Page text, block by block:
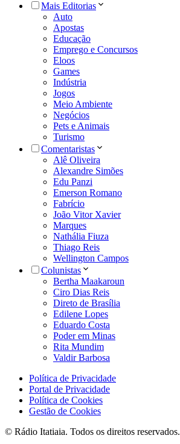
Mais Editorias
Auto
Apostas
Educação
Emprego e Concursos
Eloos
Games
Indústria
Jogos
Meio Ambiente
Negócios
Pets e Animais
Turismo
Comentaristas
Alê Oliveira
Alexandre Simões
Edu Panzi
Emerson Romano
Fabrício
João Vitor Xavier
Marques
Nathália Fiuza
Thiago Reis
Wellington Campos
Colunistas
Bertha Maakaroun
Ciro Dias Reis
Direto de Brasília
Edilene Lopes
Eduardo Costa
Poder em Minas
Rita Mundim
Valdir Barbosa
Política de Privacidade
Portal de Privacidade
Política de Cookies
Gestão de Cookies
© Rádio Itatiaia. Todos os direitos reservados.